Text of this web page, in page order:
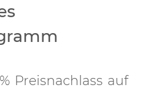
Preisnachlass auf